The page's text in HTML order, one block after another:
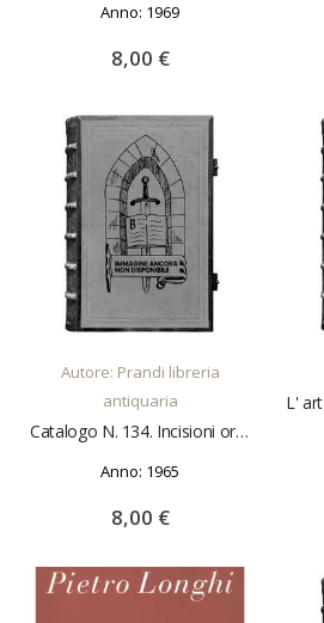
Anno: 1969
8,00 €
AGGIUNGI AL CARRELLO
Autore: Prandi libreria
antiquaria
Catalogo N. 134. Incisioni originali italiane e straniere dell'800 e moderne. Acquerelli e disegni Introduzione di O. Patani
Anno: 1965
8,00 €